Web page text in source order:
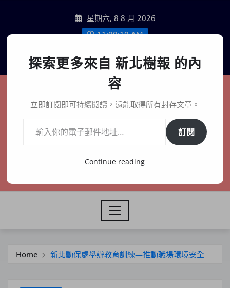
content
星期六, 8 8 月 2026
11:00:11 AM
聯絡我們
新北樹報
在地、記憶、連結、創生
Home 新北動保處舉辦教育訓練—推動職場環境安全
探索更多來自 新北樹報 的內
容
立即訂閱即可持續閱讀，還能取得所有封存文章。
訂閱
Continue reading